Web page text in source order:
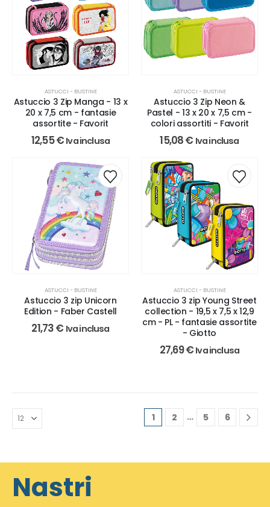
ASTUCCI - BUSTINE
Astuccio 3 Zip Manga - 13 x
20 x 7,5 cm - fantasie
assortite - Favorit
12,55€ Iva inclusa
ASTUCCI - BUSTINE
Astuccio 3 Zip Neon &
Pastel - 13 x 20 x 7,5 cm -
colori assortiti - Favorit
15,08€ Iva inclusa
ASTUCCI - BUSTINE
Astuccio 3 zip Unicorn
Edition - Faber Castell
21,73€ Iva inclusa
ASTUCCI - BUSTINE
Astuccio 3 zip Young Street
collection - 19,5 x 7,5 x 12,9
cm - PL - fantasie assortite
- Giotto
27,69€ Iva inclusa
1 2 … 5 6
Nastri